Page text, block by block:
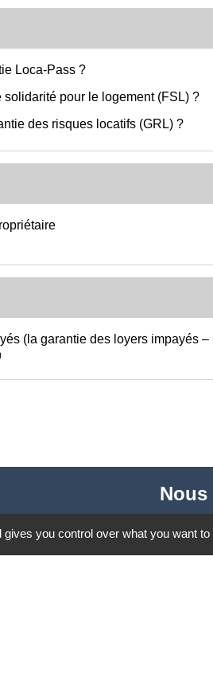
Loca-Pass ?
pour le logement (FSL) ?
des risques locatifs (GRL) ?
(la garantie des loyers impayés –
Nous
1
you control over what you want to